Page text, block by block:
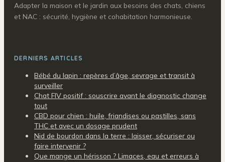
Adapter la maison et le jardin aux besoins des chats, chiens
et NAC : sécurité, hygiène et cohabitation harmonieuse.
DERNIERS ARTICLES
Bébé du lapin : repères d’âge, sevrage et transit à
surveiller
Chat FIV positif : souscrire avant le diagnostic change
tout
CBD pour chien : huile, friandises ou pastilles, sans
THC et avec un dosage prudent
Nid de bourdon dans la terre : laisser, sécuriser ou
faire intervenir ?
Que mange un hérisson ? Limaces, eau et erreurs à